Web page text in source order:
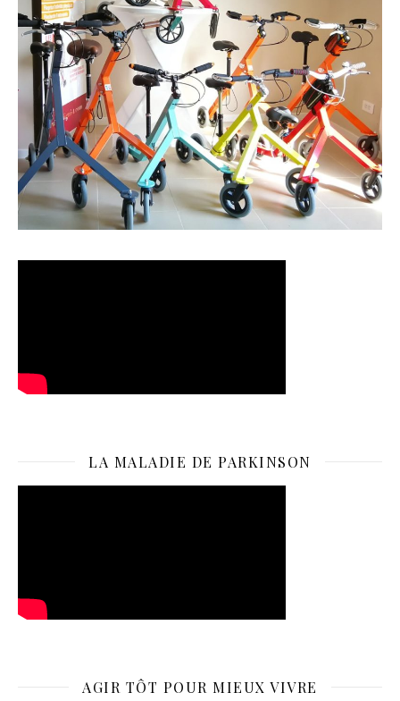
LA MALADIE DE PARKINSON
AGIR TÔT POUR MIEUX VIVRE